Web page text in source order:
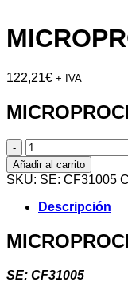
122,21€ + IVA
PANEL
IS-
250
CON
SONDAS
NTC
Añadir al carrito
SKU: SE: CF31005
Descripción
SE: CF31005